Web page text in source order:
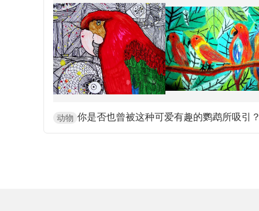
动物 你是否也曾被这种可爱有趣的鹦鹉所吸引？